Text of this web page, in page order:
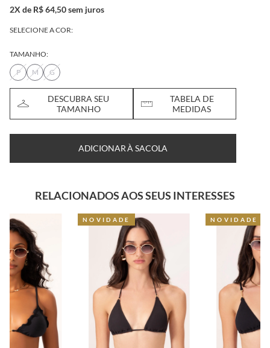
2X de R$ 64,50 sem juros
SELECIONE A COR:
TAMANHO:
P
M G
DESCUBRA SEU
TAMANHO
TABELA DE
MEDIDAS
ADICIONAR À SACOLA
RELACIONADOS AOS SEUS INTERESSES
NOVIDADE NOVIDADE